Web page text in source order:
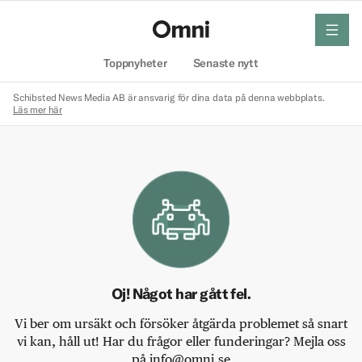
Toppnyheter Senaste nytt
meny
Schibsted News Media AB är ansvarig för dina data på denna webbplats.
Läs mer här
Oj! Något har gått fel.
Vi ber om ursäkt och försöker åtgärda problemet så snart
vi kan, håll ut! Har du frågor eller funderingar? Mejla oss